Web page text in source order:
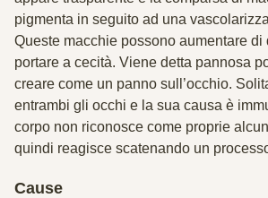
pigmenta in seguito ad una
Queste macchie possono aumentare di
portare a cecità. Viene detta pannosa
creare come un panno sull’occhio.
entrambi gli occhi e la sua causa è
corpo non riconosce come proprie
quindi reagisce scatenando un
Cause